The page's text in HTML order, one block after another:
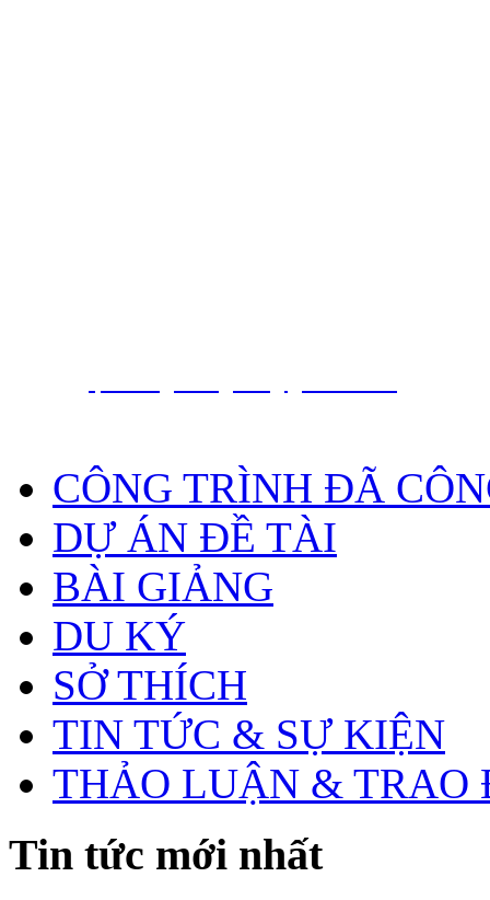
CÔNG TRÌNH ĐÃ
DỰ ÁN ĐỀ TÀI
BÀI GIẢNG
DU KÝ
SỞ THÍCH
TIN TỨC & SỰ KIỆN
THẢO LUẬN & TRAO
Tin tức mới nhất